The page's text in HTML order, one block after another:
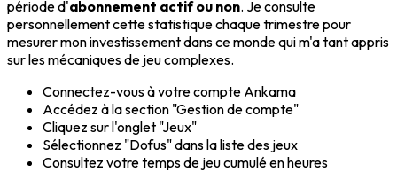
période d'abonnement actif ou non. Je consulte
personnellement cette statistique chaque trimestre pour
mesurer mon investissement dans ce monde qui m'a tant appris
sur les mécaniques de jeu complexes.
Connectez-vous à votre compte Ankama
Accédez à la section "Gestion de compte"
Cliquez sur l'onglet "Jeux"
Sélectionnez "Dofus" dans la liste des jeux
Consultez votre temps de jeu cumulé en heures